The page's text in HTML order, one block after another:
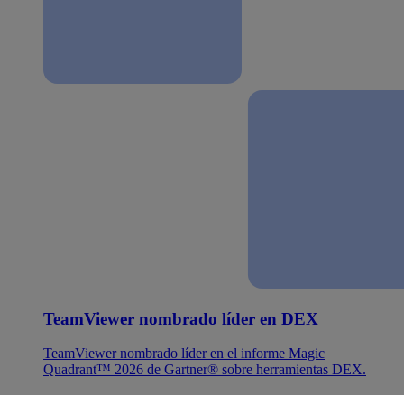
TeamViewer nombrado líder en DEX
TeamViewer nombrado líder en el informe Magic
Quadrant™ 2026 de Gartner® sobre herramientas DEX.